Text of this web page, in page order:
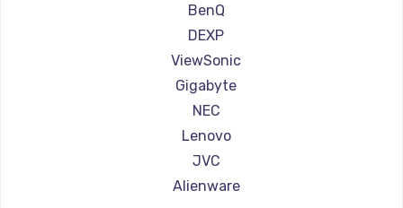
BenQ
DEXP
ViewSonic
Gigabyte
NEC
Lenovo
JVC
Alienware